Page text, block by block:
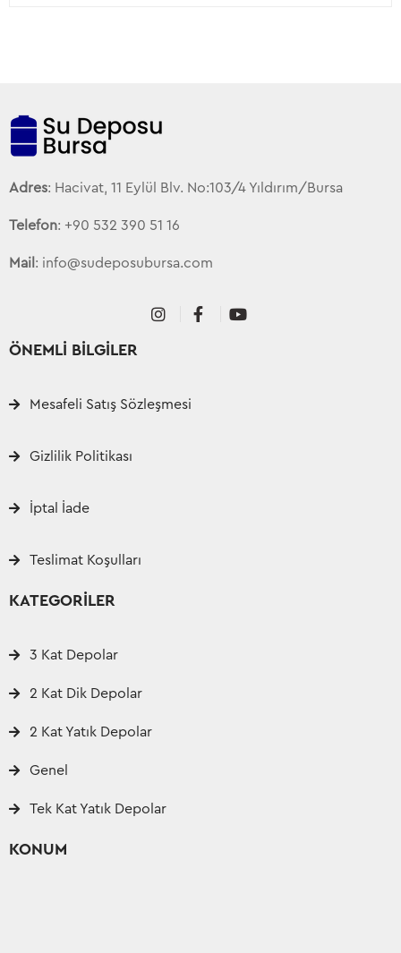
Adres: Hacivat, 11 Eylül Blv. No:103/4 Yıldırım/Bursa
Telefon: +90 532 390 51 16
Mail : info@sudeposubursa.com
ÖNEMLİ BİLGİLER
Mesafeli Satış Sözleşmesi
Gizlilik Politikası
İptal İade
Teslimat Koşulları
KATEGORİLER
3 Kat Depolar
2 Kat Dik Depolar
2 Kat Yatık Depolar
Genel
Tek Kat Yatık Depolar
KONUM